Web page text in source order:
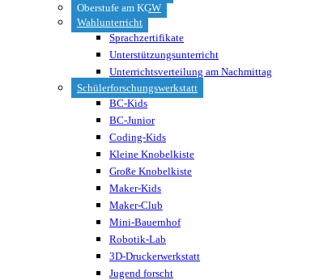
Oberstufe am KGW
Wahlunterricht
Sprachzertifikate
Unterstützungsunterricht
Unterrichtsverteilung am Nachmittag
Schülerforschungswerkstatt
BC-Kids
BC-Junior
Coding-Kids
Kleine Knobelkiste
Große Knobelkiste
Maker-Kids
Maker-Club
Mini-Bauernhof
Robotik-Lab
3D-Druckerwerkstatt
Jugend forscht